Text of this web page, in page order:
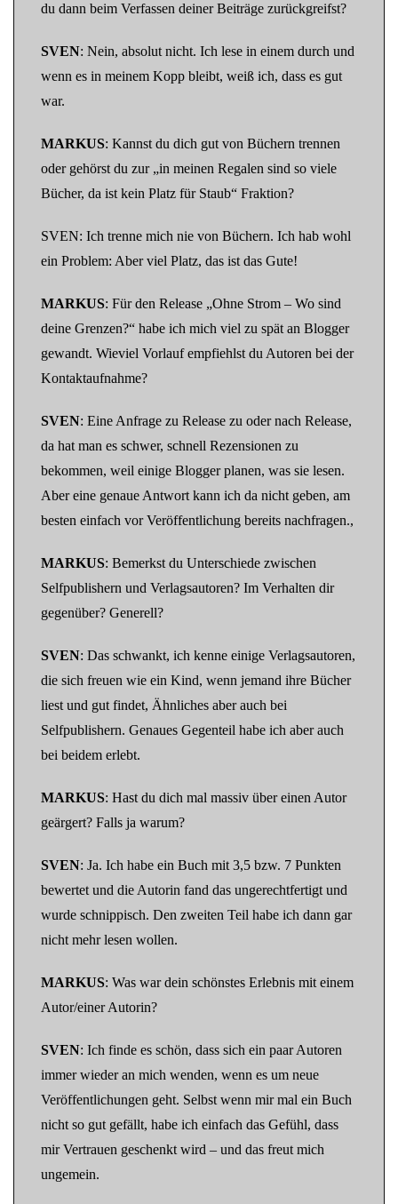
du dann beim Verfassen deiner Beiträge zurückgreifst?
SVEN: Nein, absolut nicht. Ich lese in einem durch und
wenn es in meinem Kopp bleibt, weiß ich, dass es gut
war.
MARKUS: Kannst du dich gut von Büchern trennen
oder gehörst du zur „in meinen Regalen sind so viele
Bücher, da ist kein Platz für Staub“ Fraktion?
SVEN: Ich trenne mich nie von Büchern. Ich hab wohl
ein Problem: Aber viel Platz, das ist das Gute!
MARKUS: Für den Release „Ohne Strom – Wo sind
deine Grenzen?“ habe ich mich viel zu spät an Blogger
gewandt. Wieviel Vorlauf empfiehlst du Autoren bei der
Kontaktaufnahme?
SVEN: Eine Anfrage zu Release zu oder nach Release,
da hat man es schwer, schnell Rezensionen zu
bekommen, weil einige Blogger planen, was sie lesen.
Aber eine genaue Antwort kann ich da nicht geben, am
besten einfach vor Veröffentlichung bereits nachfragen.,
MARKUS: Bemerkst du Unterschiede zwischen
Selfpublishern und Verlagsautoren? Im Verhalten dir
gegenüber? Generell?
SVEN: Das schwankt, ich kenne einige Verlagsautoren,
die sich freuen wie ein Kind, wenn jemand ihre Bücher
liest und gut findet, Ähnliches aber auch bei
Selfpublishern. Genaues Gegenteil habe ich aber auch
bei beidem erlebt.
MARKUS: Hast du dich mal massiv über einen Autor
geärgert? Falls ja warum?
SVEN: Ja. Ich habe ein Buch mit 3,5 bzw. 7 Punkten
bewertet und die Autorin fand das ungerechtfertigt und
wurde schnippisch. Den zweiten Teil habe ich dann gar
nicht mehr lesen wollen.
MARKUS: Was war dein schönstes Erlebnis mit einem
Autor/einer Autorin?
SVEN: Ich finde es schön, dass sich ein paar Autoren
immer wieder an mich wenden, wenn es um neue
Veröffentlichungen geht. Selbst wenn mir mal ein Buch
nicht so gut gefällt, habe ich einfach das Gefühl, dass
mir Vertrauen geschenkt wird – und das freut mich
ungemein.